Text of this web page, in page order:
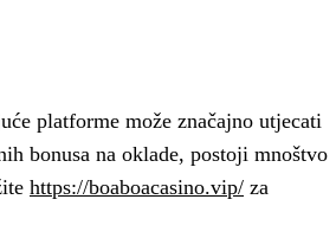
platforme može značajno utjecati
bonusa na oklade, postoji mnoštvo
https://boaboacasino.vip/ za